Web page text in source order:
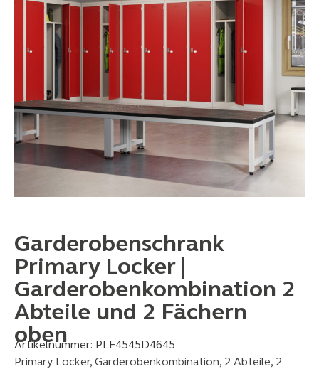
Garderobenschrank
Primary Locker |
Garderobenkombination 2
Abteile und 2 Fächern
oben
Artikelnummer: PLF4545D4645
Primary Locker, Garderobenkombination, 2 Abteile, 2